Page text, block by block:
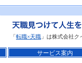
「転職×天職 」は株式会社
サービス案内